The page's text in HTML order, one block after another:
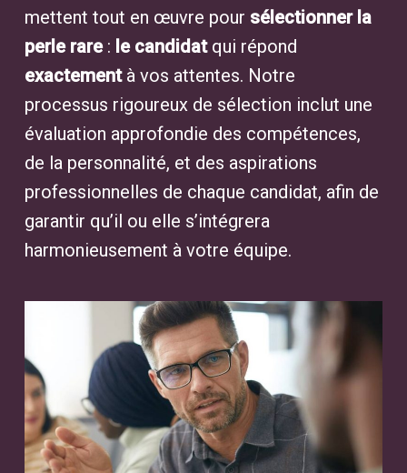
mettent tout en œuvre pour sélectionner la
perle rare: le candidatqui répond
exactementà vos attentes. Notre
processus rigoureux de sélection inclut une
évaluation approfondie des compétences,
de la personnalité, et des aspirations
professionnelles de chaque candidat, afin de
garantir qu’il ou elle s’intégrera
harmonieusement à votre équipe.